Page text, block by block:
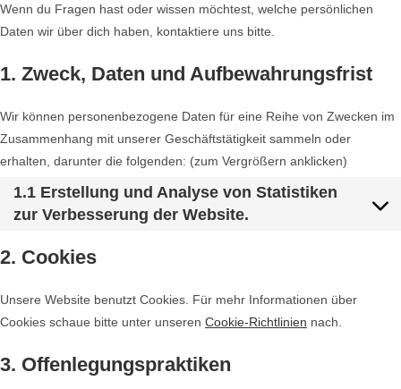
Wenn du Fragen hast oder wissen möchtest, welche persönlichen
Daten wir über dich haben, kontaktiere uns bitte.
1. Zweck, Daten und Aufbewahrungsfrist
Wir können personenbezogene Daten für eine Reihe von Zwecken im
Zusammenhang mit unserer Geschäftstätigkeit sammeln oder
erhalten, darunter die folgenden: (zum Vergrößern anklicken)
1.1 Erstellung und Analyse von Statistiken
zur Verbesserung der Website.
2. Cookies
Unsere Website benutzt Cookies. Für mehr Informationen über
Cookies schaue bitte unter unseren Cookie-Richtlinien nach.
3. Offenlegungspraktiken